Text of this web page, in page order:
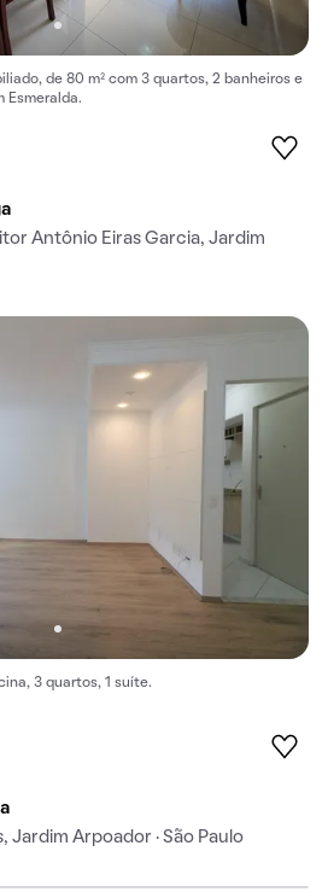
de 80 m² com 3 quartos, 2 banheiros e
Esmeralda.
Antônio Eiras Garcia, Jardim
3 quartos, 1 suíte.
Jardim Arpoador · São Paulo